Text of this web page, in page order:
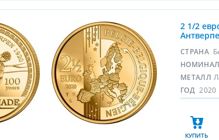
2 1/2
СТРАНА
НОМИНАЛ
МЕТАЛЛ
ГОД 2020
КУПИТЬ